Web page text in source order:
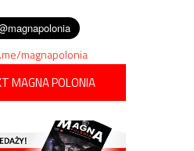
magnapolonia
MAGNA POLONIA